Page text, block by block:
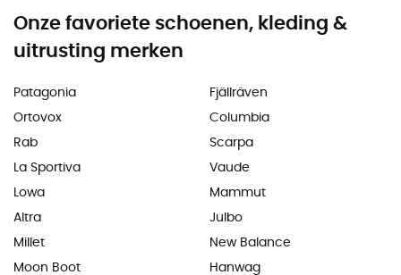
Onze favoriete schoenen, kleding &
uitrusting merken
Patagonia
Ortovox
Rab
La Sportiva
Lowa
Altra
Millet
Moon Boot
Fjällräven
Columbia
Scarpa
Vaude
Mammut
Julbo
New Balance
Hanwag